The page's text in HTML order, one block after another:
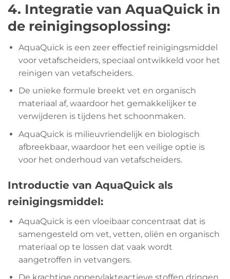
4. Integratie van AquaQuick in
de reinigingsoplossing:
AquaQuick is een zeer effectief reinigingsmiddel
voor vetafscheiders, speciaal ontwikkeld voor het
reinigen van vetafscheiders.
De unieke formule breekt vet en organisch
materiaal af, waardoor het gemakkelijker te
verwijderen is tijdens het schoonmaken.
AquaQuick is milieuvriendelijk en biologisch
afbreekbaar, waardoor het een veilige optie is
voor het onderhoud van vetafscheiders.
Introductie van AquaQuick als
reinigingsmiddel:
AquaQuick is een vloeibaar concentraat dat is
samengesteld om vet, vetten, oliën en organisch
materiaal op te lossen dat vaak wordt
aangetroffen in vetvangers.